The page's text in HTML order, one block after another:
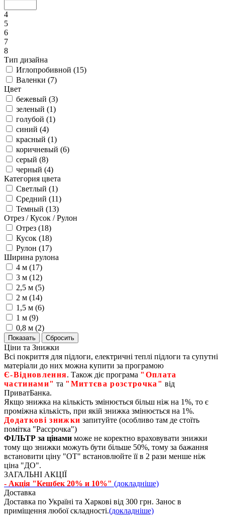
4
5
6
7
8
Тип дизайна
Иглопробивной (15)
Валенки (7)
Цвет
бежевый (3)
зеленый (1)
голубой (1)
синий (4)
красный (1)
коричневый (6)
серый (8)
черный (4)
Категория цвета
Светлый (1)
Средний (11)
Темный (13)
Отрез / Кусок / Рулон
Отрез (18)
Кусок (18)
Рулон (17)
Ширина рулона
4 м (17)
3 м (12)
2,5 м (5)
2 м (14)
1,5 м (6)
1 м (9)
0,8 м (2)
Ціни та Знижки
Всі покриття для підлоги, електричні теплі підлоги та супутні
матеріали до них можна купити за програмою
Є‑Відновлення. Також діє програма "Оплата
частинами" та "Миттєва розстрочка" від
ПриватБанка.
Якщо знижка на кількість змінюється більш ніж на 1%, то є
проміжна кількість, при якій знижка змінюється на 1%.
Додаткові знижки запитуйте (особливо там де стоїть
помітка "Рассрочка")
ФІЛЬТР за цінами може не коректно враховувати знижки
тому що знижки можуть бути більше 50%, тому за бажання
встановити ціну "ОТ" встановлюйте її в 2 рази менше ніж
ціна "ДО".
ЗАГАЛЬНІ АКЦІЇ
- Акція "Кешбек 20% и 10%" (докладніше)
Доставка
Доставка по Україні та Харкові від 300 грн. Занос в
приміщення любої складності.(докладніше)